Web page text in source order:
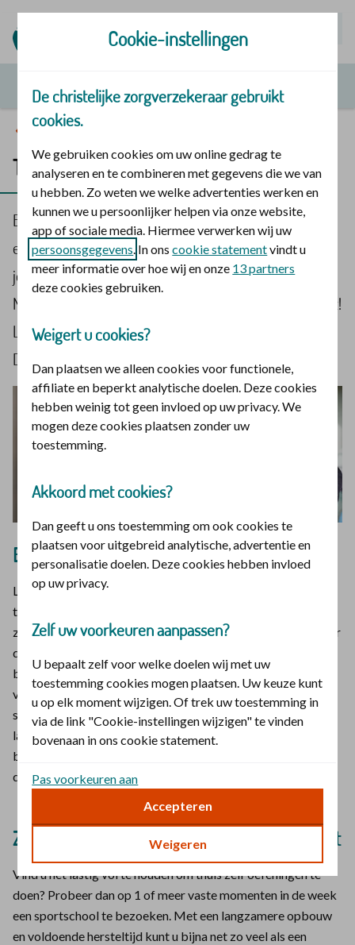
Ouder worden
Tips om in beweging te blijven
Bij sporten denken veel mensen aan het leveren van
een (zware) lichamelijke prestatie. Het maximale uit
jezelf halen. Maar wat als uw conditie niet zo goed is?
Moet u dan maar op de bank blijven zitten? “Zeker niet!
Lekker bewegen kan bijna iedereen.” zegt Tiemen van
Dijk, eigenaar van Fysiocentrum Ederveen-Lunteren.
Beweeg tijdens uw activiteiten van elke dag
Lekker bewegen hoeft niet per se zwaar te zijn en extra tijd
te kosten. U kunt het elke dag doen. Thuis kunt u makkelijk
zit- en sta-oefeningen doen. Loop bijvoorbeeld een paar keer
de trap op en af. Voor ouderen zijn dit soort oefeningen
belangrijk. Bij het huishouden of werken in de tuin heeft u al
veel beweging. Loop of fiets eens de fiets naar de
supermarkt. Of parkeer uw auto iets verder weg en loop het
laatste stukje. Of maak een goede wandeling met
bijvoorbeeld uw kleinkind. Het zit ‘m vaak echt in kleine
dingen.
Zoek hulp als u alleen bewegen moeilijk vindt
Vind u het lastig vol te houden om thuis zelf oefeningen te
doen? Probeer dan op 1 of meer vaste momenten in de week
een sportschool te bezoeken. Met een langzamere opbouw
en voldoende hersteltijd kunt u bijna net zo veel als een
Cookie-instellingen
De christelijke zorgverzekeraar gebruikt
cookies.
We gebruiken cookies om uw online gedrag te
analyseren en te combineren met gegevens die we van
u hebben. Zo weten we welke advertenties werken en
kunnen we u persoonlijker helpen via onze website,
app of sociale media. Hiermee verwerken wij uw
persoonsgegevens. In onscookie statementvindt u
meer informatie over hoe wij en onze 13 partners
deze cookies gebruiken.
Weigert u cookies?
Dan plaatsen we alleen cookies voor functionele,
affiliate en beperkt analytische doelen. Deze cookies
hebben weinig tot geen invloed op uw privacy. We
mogen deze cookies plaatsen zonder uw
toestemming.
Akkoord met cookies?
Dan geeft u ons toestemming om ook cookies te
plaatsen voor uitgebreid analytische, advertentie en
personalisatie doelen. Deze cookies hebben invloed
op uw privacy.
Zelf uw voorkeuren aanpassen?
U bepaalt zelf voor welke doelen wij met uw
toestemming cookies mogen plaatsen. Uw keuze kunt
u op elk moment wijzigen. Of trek uw toestemming in
via de link "Cookie-instellingen wijzigen" te vinden
bovenaan in ons cookie statement.
Pas voorkeuren aan
Accepteren
Weigeren